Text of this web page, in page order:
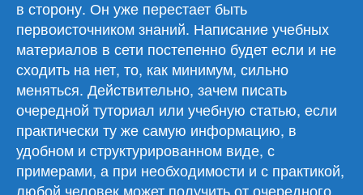
в сторону. Он уже перестает быть
первоисточником знаний. Написание учебных
материалов в сети постепенно будет если и не
сходить на нет, то, как минимум, сильно
меняться. Действительно, зачем писать
очередной туториал или учебную статью, если
практически ту же самую информацию, в
удобном и структурированном виде, с
примерами, а при необходимости и с практикой,
любой человек может получить от очередного